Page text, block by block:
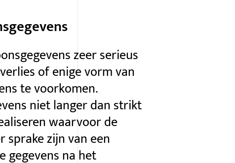
zeer serieus
of enige vorm van
te voorkomen.
niet langer dan strikt
waarvoor de
sprake zijn van een
gegevens na het